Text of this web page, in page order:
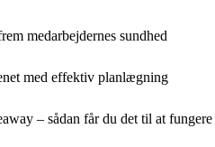
medarbejdernes sundhed
med effektiv planlægning
– sådan får du det til at